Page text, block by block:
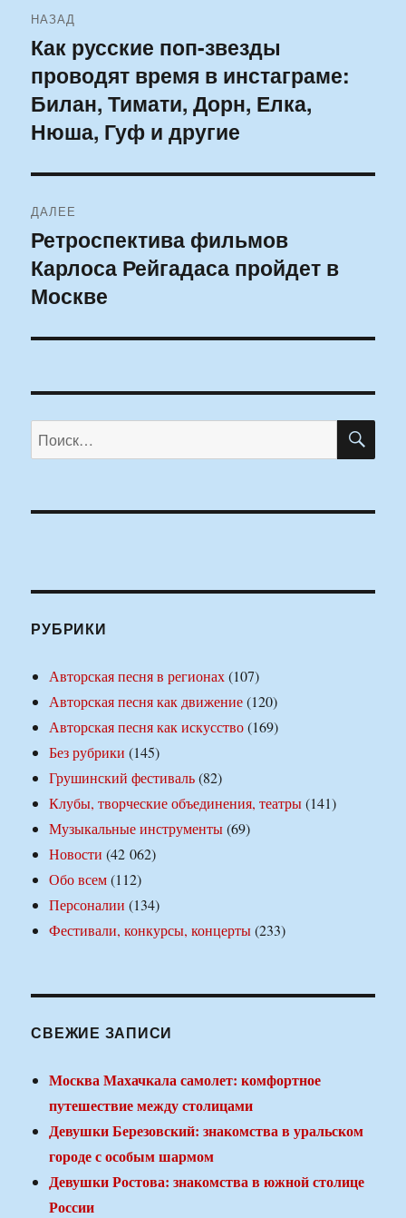
по
записям
НАЗАД
Предыдущая
запись:
Как русские поп-звезды
проводят время в инстаграме:
Билан, Тимати, Дорн, Елка,
Нюша, Гуф и другие
ДАЛЕЕ
Следующая
запись:
Ретроспектива фильмов
Карлоса Рейгадаса пройдет в
Москве
Искать:
РУБРИКИ
Авторская песня в регионах(107)
Авторская песня как движение(120)
Авторская песня как искусство(169)
Без рубрики (145)
Грушинский фестиваль(82)
Клубы, творческие объединения, театры(141)
Музыкальные инструменты(69)
Новости (42 062)
Обо всем(112)
Персоналии (134)
Фестивали, конкурсы, концерты(233)
СВЕЖИЕ ЗАПИСИ
Москва Махачкала самолет: комфортное
путешествие между столицами
Девушки Березовский: знакомства в уральском
городе с особым шармом
Девушки Ростова: знакомства в южной столице
России